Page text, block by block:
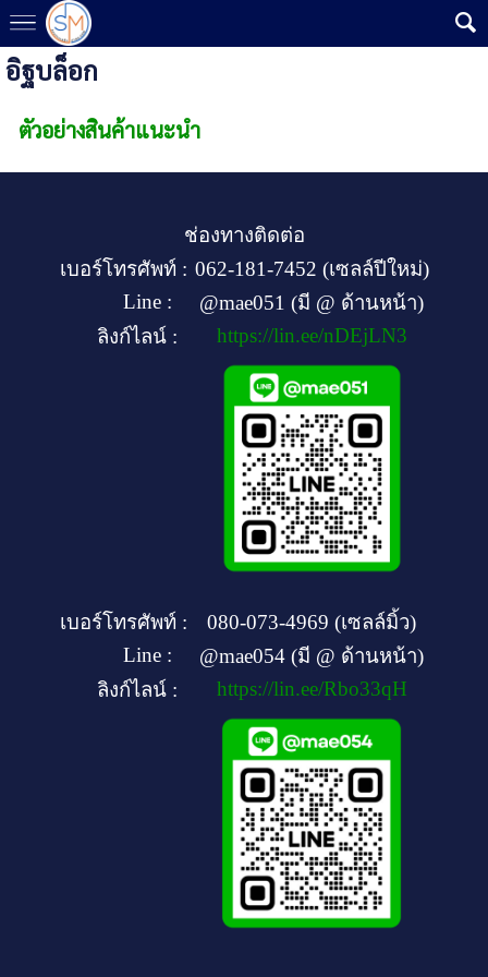
อิฐบล็อก
ตัวอย่างสินค้าแนะนำ
ช่องทางติดต่อ
เบอร์โทรศัพท์ : 062-181-7452 (เซลล์ปีใหม่)
Line :
@mae051 (มี @ ด้านหน้า)
ลิงก์ไลน์ :
https://lin.ee/nDEjLN3
เบอร์โทรศัพท์ :
080-073-4969 (เซลล์มิ้ว)
Line :
@mae054 (มี @ ด้านหน้า)
ลิงก์ไลน์ :
https://lin.ee/Rbo33qH